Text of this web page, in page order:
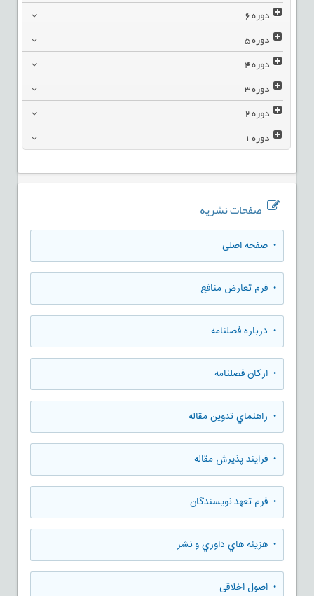
دوره6
دوره5
دوره4
دوره3
دوره2
دوره1
صفحات نشریه
• صفحه اصلی
• فرم تعارض منافع
• درباره فصلنامه
• ارکان فصلنامه
• راهنماي تدوين مقاله
• فرایند پذیرش مقاله
• فرم تعهد نويسندگان
• هزينه هاي داوري و نشر
• اصول اخلاقی